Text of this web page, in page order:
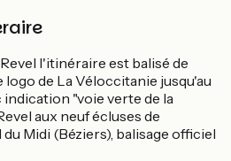
Revel l'itinéraire est balisé de
logo de La Véloccitanie jusqu'au
indication "voie verte de la
aux neuf écluses de
du Midi (Béziers), balisage officiel